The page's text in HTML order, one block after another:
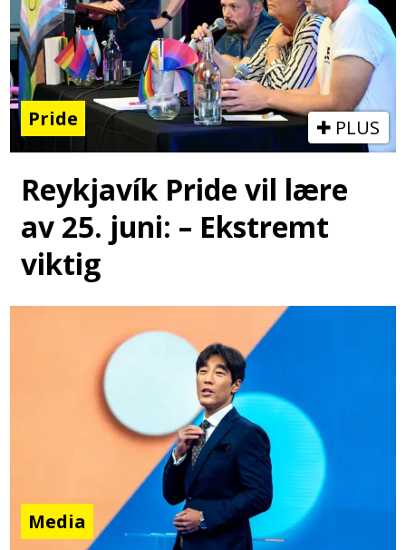
Pride PLUS
Reykjavík Pride vil lære
av 25. juni: – Ekstremt
viktig
Media